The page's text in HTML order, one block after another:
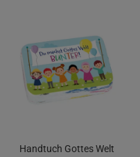
Handtuch Gottes Welt